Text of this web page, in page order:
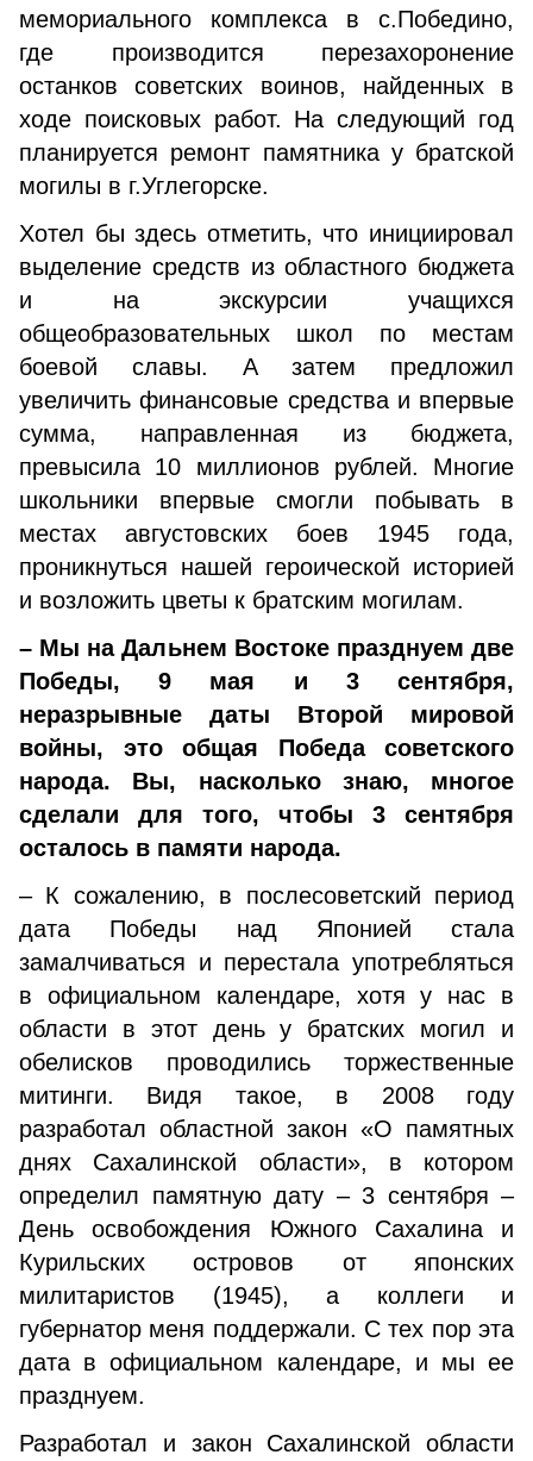
мемориального комплекса в с.Победино,
где производится перезахоронение
останков советских воинов, найденных в
ходе поисковых работ. На следующий год
планируется ремонт памятника у братской
могилы в г.Углегорске.
Хотел бы здесь отметить, что инициировал
выделение средств из областного бюджета
и на экскурсии учащихся
общеобразовательных школ по местам
боевой славы. А затем предложил
увеличить финансовые средства и впервые
сумма, направленная из бюджета,
превысила 10 миллионов рублей. Многие
школьники впервые смогли побывать в
местах августовских боев 1945 года,
проникнуться нашей героической историей
и возложить цветы к братским могилам.
– Мы на Дальнем Востоке празднуем две
Победы, 9 мая и 3 сентября,
неразрывные даты Второй мировой
войны, это общая Победа советского
народа. Вы, насколько знаю, многое
сделали для того, чтобы 3 сентября
осталось в памяти народа.
– К сожалению, в послесоветский период
дата Победы над Японией стала
замалчиваться и перестала употребляться
в официальном календаре, хотя у нас в
области в этот день у братских могил и
обелисков проводились торжественные
митинги. Видя такое, в 2008 году
разработал областной закон «О памятных
днях Сахалинской области», в котором
определил памятную дату – 3 сентября –
День освобождения Южного Сахалина и
Курильских островов от японских
милитаристов (1945), а коллеги и
губернатор меня поддержали. С тех пор эта
дата в официальном календаре, и мы ее
празднуем.
Разработал и закон Сахалинской области